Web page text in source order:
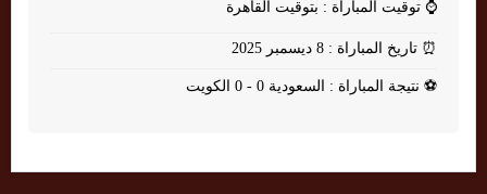
⌚ توقيت المباراة : بتوقيت القاهرة
⏰ تاريخ المباراة : 8 ديسمبر 2025
⚽ نتيجة المباراة : السعودية 0 - 0 الكويت